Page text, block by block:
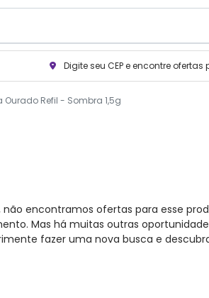
Digite seu CEP e encontre
Refil - Sombra 1,5g
não encontramos ofertas para esse
Mas há muitas outras
fazer uma nova busca e